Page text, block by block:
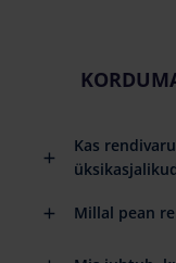
Kas
Millal pean